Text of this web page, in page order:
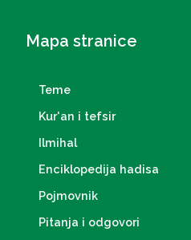
Mapa stranice
Teme
Kur'an i tefsir
Ilmihal
Enciklopedija hadisa
Pojmovnik
Pitanja i odgovori